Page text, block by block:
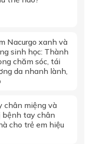
Nacurgo xanh và
sinh học: Thành
chăm sóc, tái
da nhanh lành,
chân miệng và
bệnh tay chân
cho trẻ em hiệu